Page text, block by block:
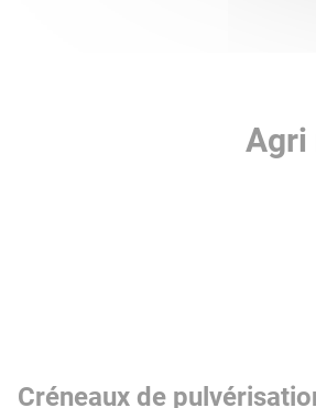
Agri
Créneaux de